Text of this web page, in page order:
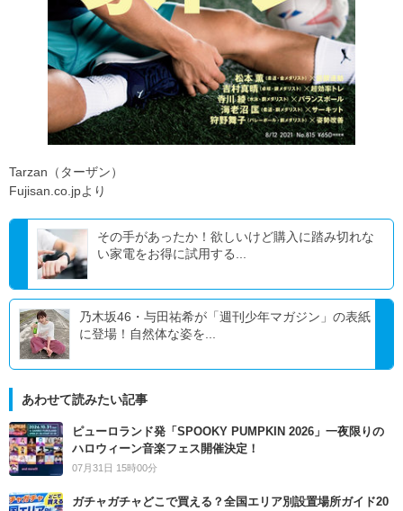
Tarzan（ターザン）
Fujisan.co.jpより
その手があったか！欲しいけど購入に踏み切れな
い家電をお得に試用する...
乃木坂46・与田祐希が「週刊少年マガジン」の表紙
に登場！自然体な姿を...
あわせて読みたい記事
ピューロランド発「SPOOKY PUMPKIN 2026」一夜限りの
ハロウィーン音楽フェス開催決定！
07月31日 15時00分
ガチャガチャどこで買える？全国エリア別設置場所ガイド20